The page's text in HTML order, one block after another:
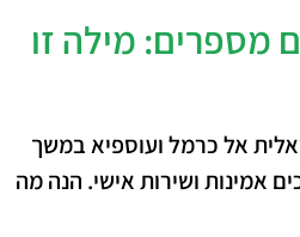
מספרים: מילה זו
אל כרמל ועוספיא במשך
אמינות ושירות אישי. הנה מה